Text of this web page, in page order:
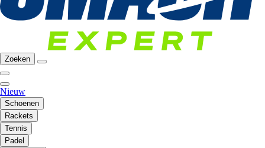
Zoeken
Nieuw
Schoenen
Rackets
Tennis
Padel